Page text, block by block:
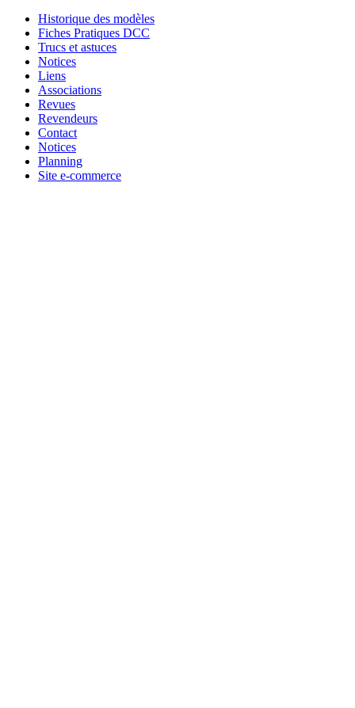
Historique des modèles
Fiches Pratiques DCC
Trucs et astuces
Notices
Liens
Associations
Revues
Revendeurs
Contact
Notices
Planning
Site e-commerce